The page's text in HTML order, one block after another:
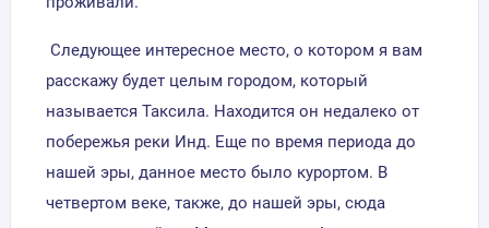
Следующее интересное место, о котором я вам
расскажу будет целым городом, который
называется Таксила. Находится он недалеко от
побережья реки Инд. Еще по время периода до
нашей эры, данное место было курортом. В
четвертом веке, также, до нашей эры, сюда